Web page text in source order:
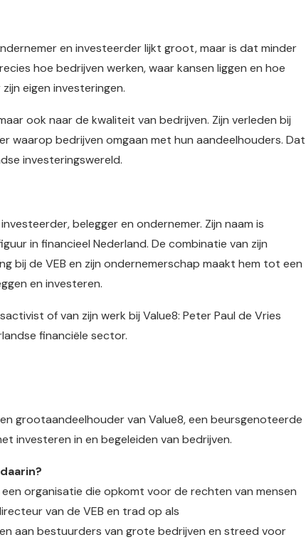
en investeerder lijkt groot, maar is dat minder
hoe bedrijven werken, waar kansen liggen en hoe
eigen investeringen.
ook naar de kwaliteit van bedrijven. Zijn verleden bij
waarop bedrijven omgaan met hun aandeelhouders. Dat
investeringswereld.
belegger en ondernemer. Zijn naam is
in financieel Nederland. De combinatie van zijn
bij de VEB en zijn ondernemerschap maakt hem tot een
en investeren.
of van zijn werk bij Value8: Peter Paul de Vries
financiële sector.
grootaandeelhouder van Value8, een beursgenoteerde
investeren in en begeleiden van bedrijven.
organisatie die opkomt voor de rechten van mensen
van de VEB en trad op als
aan bestuurders van grote bedrijven en streed voor